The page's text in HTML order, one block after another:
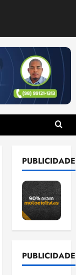
PUBLICIDADE
PUBLICIDADE